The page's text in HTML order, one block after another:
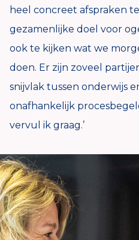
heel concreet afspraken
gezamenlijke doel voor
ook te kijken wat we
doen. Er zijn zoveel
snijvlak tussen onderwijs
onafhankelijk
vervul ik graag.’